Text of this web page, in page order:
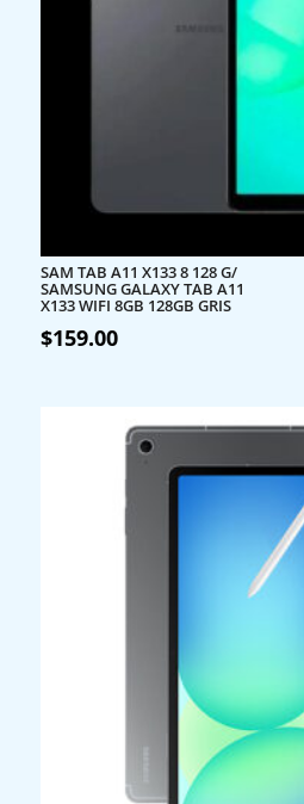
SAM TAB A11 X133 8 128 G/
SAMSUNG GALAXY TAB A11
X133 WIFI 8GB 128GB GRIS
$159.00